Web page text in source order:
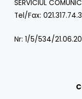
SERVICIUL
Tel/Fax:
Nr: 1/5/534/